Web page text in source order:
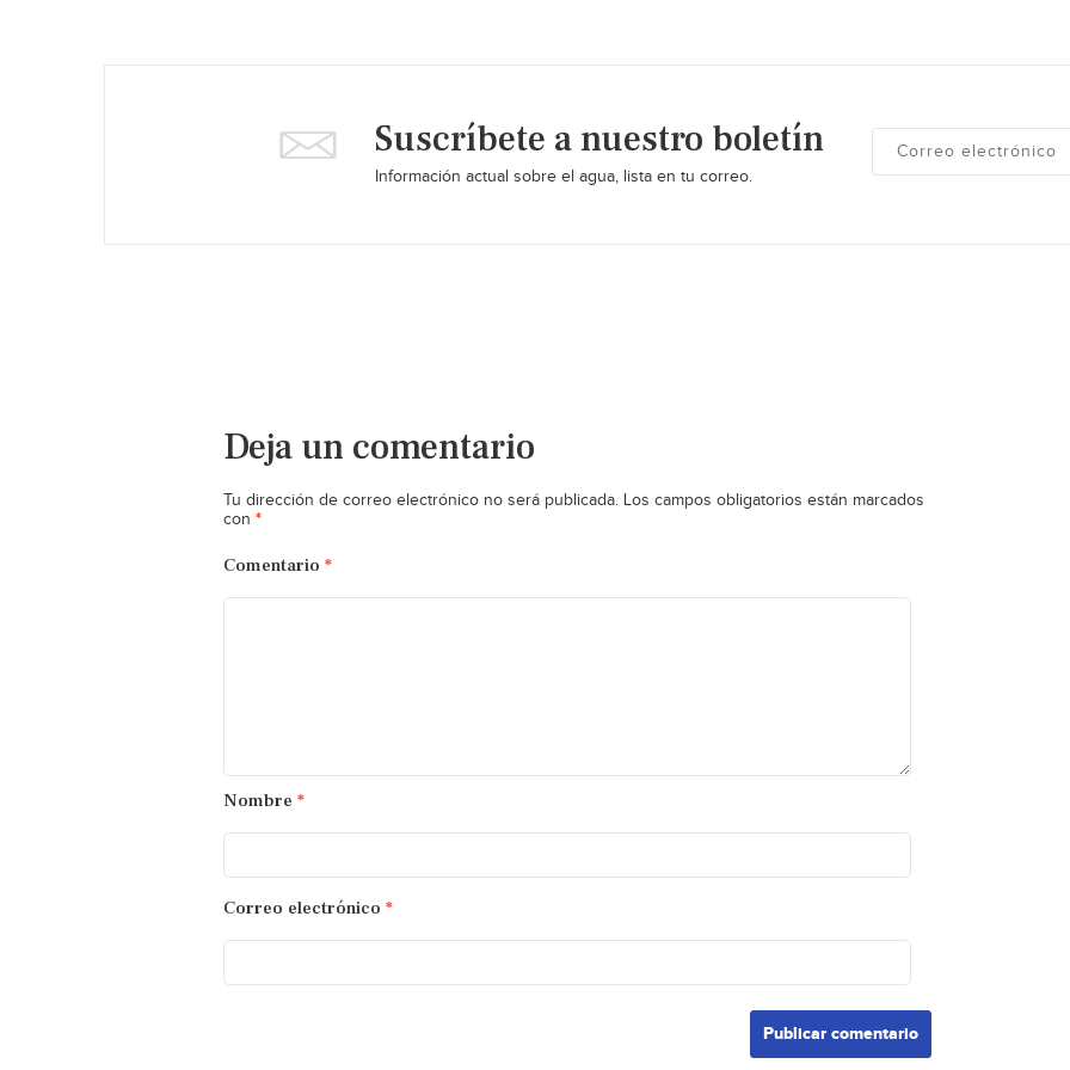
Suscríbete a nuestro boletín
Información actual sobre el agua, lista en tu correo.
Deja un comentario
Tu dirección de correo electrónico no será publicada. Los campos obligatorios están marcados
con *
Comentario *
Nombre *
Correo electrónico *